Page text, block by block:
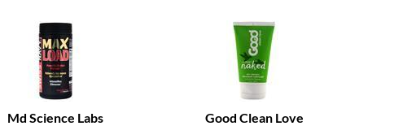
Md Science Labs Good Clean Love